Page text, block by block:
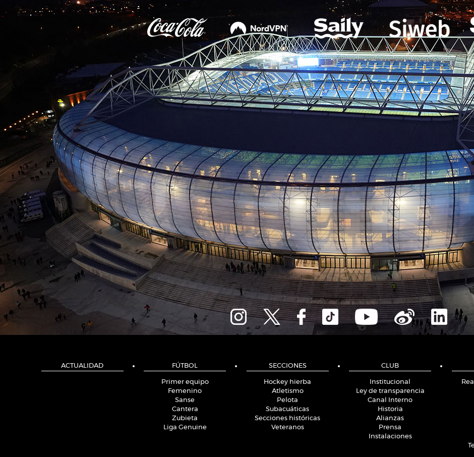
ACTUALIDAD FÚTBOL
Primer equipo
Femenino
Sanse
Cantera
Zubieta
Liga Genuine
SECCIONES
Hockey hierba
Atletismo
Pelota
Subacuáticas
Secciones históricas
Veteranos
CLUB
Institucional
Ley de transparencia
Canal Interno
Historia
Alianzas
Prensa
Instalaciones